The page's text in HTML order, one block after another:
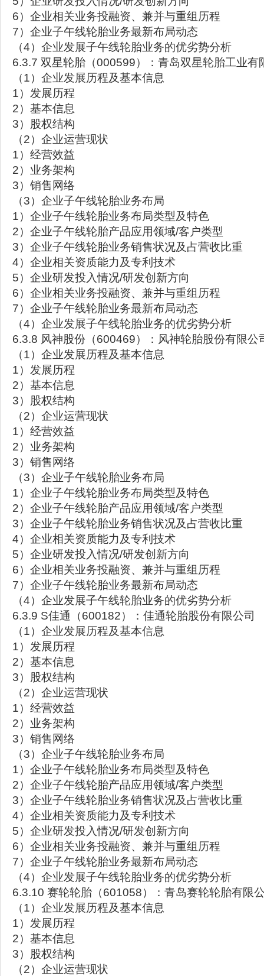
6）企业相关业务投融资、兼并与重组历程
7）企业子午线轮胎业务最新布局动态
（4）企业发展子午线轮胎业务的优劣势分析
6.3.7 双星轮胎（000599）：青岛双星轮胎工业有
（1）企业发展历程及基本信息
1）发展历程
2）基本信息
3）股权结构
（2）企业运营现状
1）经营效益
2）业务架构
3）销售网络
（3）企业子午线轮胎业务布局
1）企业子午线轮胎业务布局类型及特色
2）企业子午线轮胎产品应用领域/客户类型
3）企业子午线轮胎业务销售状况及占营收比重
4）企业相关资质能力及专利技术
5）企业研发投入情况/研发创新方向
6）企业相关业务投融资、兼并与重组历程
7）企业子午线轮胎业务最新布局动态
（4）企业发展子午线轮胎业务的优劣势分析
6.3.8 风神股份（600469）：风神轮胎股份有限公
（1）企业发展历程及基本信息
1）发展历程
2）基本信息
3）股权结构
（2）企业运营现状
1）经营效益
2）业务架构
3）销售网络
（3）企业子午线轮胎业务布局
1）企业子午线轮胎业务布局类型及特色
2）企业子午线轮胎产品应用领域/客户类型
3）企业子午线轮胎业务销售状况及占营收比重
4）企业相关资质能力及专利技术
5）企业研发投入情况/研发创新方向
6）企业相关业务投融资、兼并与重组历程
7）企业子午线轮胎业务最新布局动态
（4）企业发展子午线轮胎业务的优劣势分析
6.3.9 S佳通（600182）：佳通轮胎股份有限公司
（1）企业发展历程及基本信息
1）发展历程
2）基本信息
3）股权结构
（2）企业运营现状
1）经营效益
2）业务架构
3）销售网络
（3）企业子午线轮胎业务布局
1）企业子午线轮胎业务布局类型及特色
2）企业子午线轮胎产品应用领域/客户类型
3）企业子午线轮胎业务销售状况及占营收比重
4）企业相关资质能力及专利技术
5）企业研发投入情况/研发创新方向
6）企业相关业务投融资、兼并与重组历程
7）企业子午线轮胎业务最新布局动态
（4）企业发展子午线轮胎业务的优劣势分析
6.3.10 赛轮轮胎（601058）：青岛赛轮轮胎有限
（1）企业发展历程及基本信息
1）发展历程
2）基本信息
3）股权结构
（2）企业运营现状